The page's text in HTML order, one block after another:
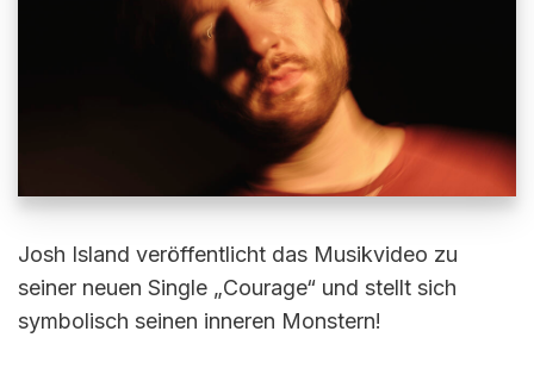
Josh Island veröffentlicht das Musikvideo zu
seiner neuen Single „Courage“ und stellt sich
symbolisch seinen inneren Monstern!